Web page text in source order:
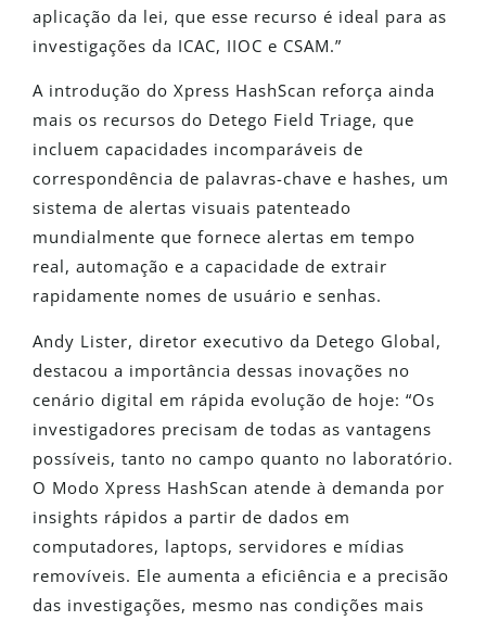
aplicação da lei, que esse recurso é ideal para as
investigações da ICAC, IIOC e CSAM.”
A introdução do Xpress HashScan reforça ainda
mais os recursos do Detego Field Triage, que
incluem capacidades incomparáveis de
correspondência de palavras-chave e hashes, um
sistema de alertas visuais patenteado
mundialmente que fornece alertas em tempo
real, automação e a capacidade de extrair
rapidamente nomes de usuário e senhas.
Andy Lister, diretor executivo da Detego Global,
destacou a importância dessas inovações no
cenário digital em rápida evolução de hoje: “Os
investigadores precisam de todas as vantagens
possíveis, tanto no campo quanto no laboratório.
O Modo Xpress HashScan atende à demanda por
insights rápidos a partir de dados em
computadores, laptops, servidores e mídias
removíveis. Ele aumenta a eficiência e a precisão
das investigações, mesmo nas condições mais